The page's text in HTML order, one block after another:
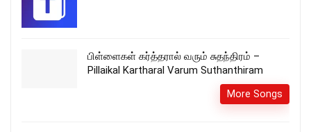
பிள்ளைகள் கர்த்தரால் வரும் சுதந்திரம் –
Pillaikal Kartharal Varum Suthanthiram
More Songs